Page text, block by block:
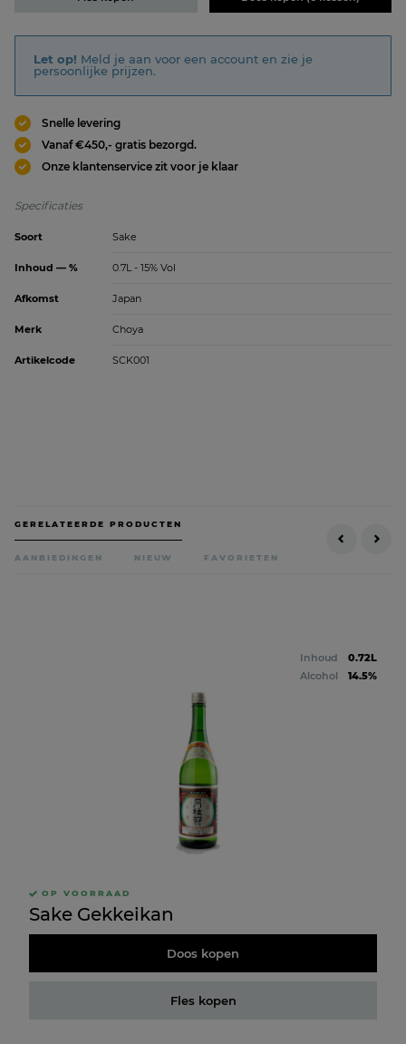
Let op! Meld je aan voor een account en zie je
persoonlijke prijzen.
Snelle levering
Vanaf €450,- gratis bezorgd.
Onze klantenservice zit voor je klaar
Specificaties
Soort Sake
Inhoud — % 0.7L - 15% Vol
Afkomst Japan
Merk Choya
Artikelcode SCK001
GERELATEERDE PRODUCTEN
AANBIEDINGEN NIEUW FAVORIETEN
Inhoud
0.72L
Alcohol
14.5%
OP VOORRAAD
Sake Gekkeikan
Doos kopen
Fles kopen